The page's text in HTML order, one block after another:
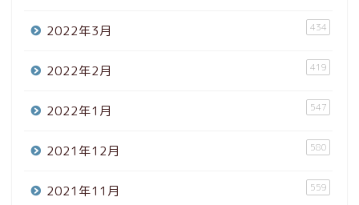
2022年3月 434
2022年2月 419
2022年1月 547
2021年12月 580
2021年11月 559